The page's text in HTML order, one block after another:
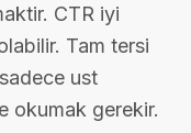
CTR iyi
Tam tersi
ust
okumak gerekir.